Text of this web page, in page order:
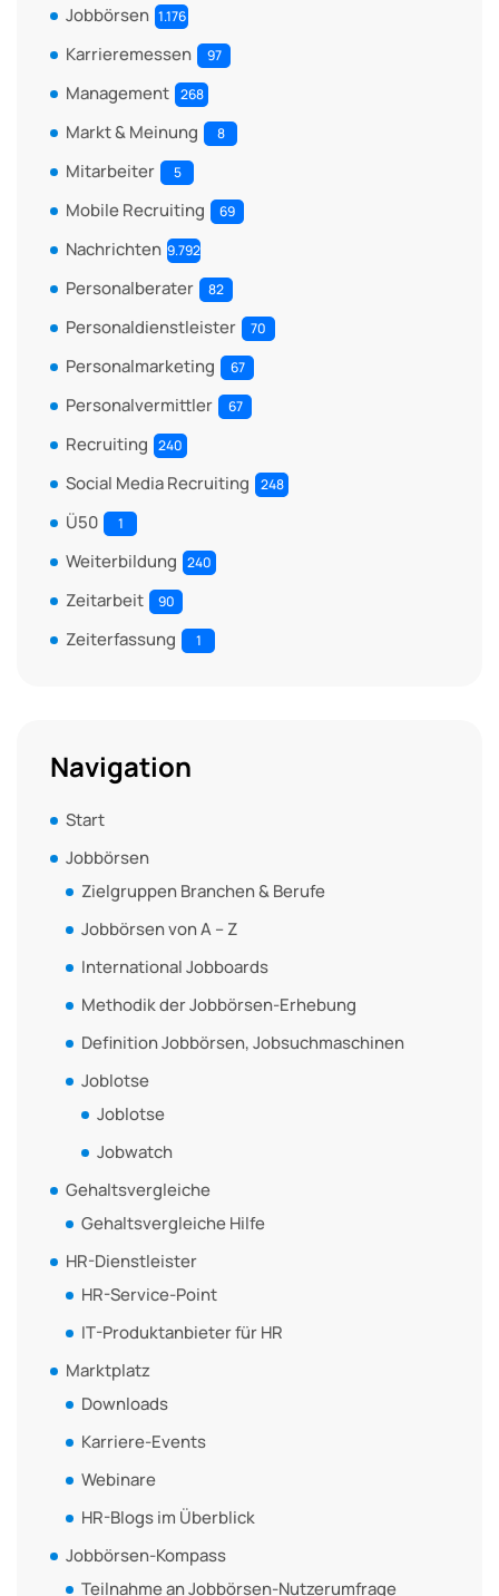
Jobbörsen 1.176
Karrieremessen 97
Management 268
Markt & Meinung 8
Mitarbeiter 5
Mobile Recruiting 69
Nachrichten 9.792
Personalberater 82
Personaldienstleister 70
Personalmarketing 67
Personalvermittler 67
Recruiting 240
Social Media Recruiting 248
Ü50 1
Weiterbildung 240
Zeitarbeit 90
Zeiterfassung 1
Navigation
Start
Jobbörsen
Zielgruppen Branchen & Berufe
Jobbörsen von A – Z
International Jobboards
Methodik der Jobbörsen-Erhebung
Definition Jobbörsen, Jobsuchmaschinen
Joblotse
Joblotse
Jobwatch
Gehaltsvergleiche
Gehaltsvergleiche Hilfe
HR-Dienstleister
HR-Service-Point
IT-Produktanbieter für HR
Marktplatz
Downloads
Karriere-Events
Webinare
HR-Blogs im Überblick
Jobbörsen-Kompass
Teilnahme an Jobbörsen-Nutzerumfrage